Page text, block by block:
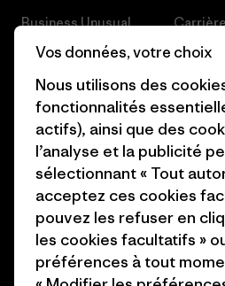
Business Unusual
Objectifs climatiques
1% For The Planet
Comment nous
finançons
Nos magasins
Presse
site
Vos données, votre choix
Nous utilisons des
fonctionnalités
actifs), ainsi que des
l’analyse et la publicité
sélectionnant « Tout
acceptez ces cookies
pouvez les refuser en
les cookies facultatifs »
préférences à tout